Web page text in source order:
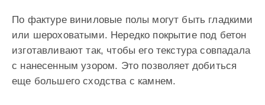
По фактуре виниловые полы могут быть гладкими
или шероховатыми. Нередко покрытие под бетон
изготавливают так, чтобы его текстура совпадала
с нанесенным узором. Это позволяет добиться
еще большего сходства с камнем.